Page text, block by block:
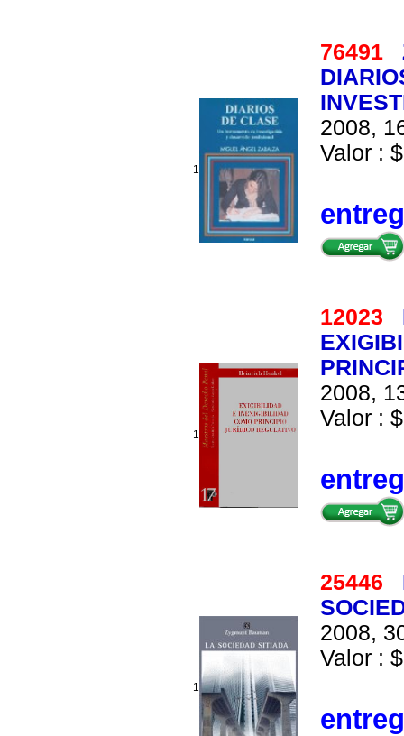
1
76491
2008,
Valor :
1
12023
2008,
Valor :
1
25446
2008,
Valor :